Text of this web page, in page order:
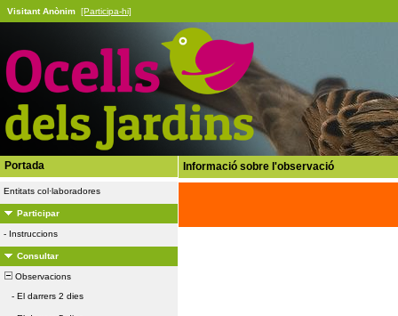
Visitant Anònim [Participa-hi]
Portada
Entitats col·laboradores
Participar
- Instruccions
Consultar
Observacions
- El darrers 2 dies
Informació sobre l'observació